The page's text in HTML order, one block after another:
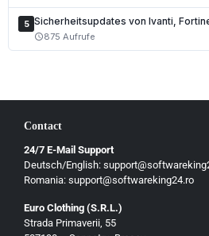
5 Sicherheitsupdates von Ivanti,
schedule875 Aufrufe
Contact
24/7 E-Mail Support
Deutsch/English:
Romania: support@softwareking24.ro
Euro Clothing (S.R.L.)
Strada Primaverii, 55
Magyar
Slovenščina
Български
Ελληνικά
Dansk
Svenska
Suomi
Eesti